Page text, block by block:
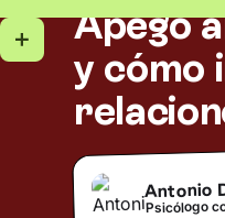
Apego
y cómo
Antonio
Psicólogo